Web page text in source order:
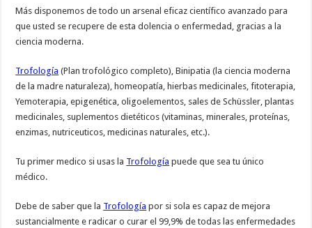
Más disponemos de todo un arsenal eficaz científico avanzado para
que usted se recupere de esta dolencia o enfermedad, gracias a la
ciencia moderna.
Trofología (Plan trofológico completo), Binipatia (la ciencia moderna
de la madre naturaleza), homeopatía, hierbas medicinales, fitoterapia,
Yemoterapia, epigenética, oligoelementos, sales de Schüssler, plantas
medicinales, suplementos dietéticos (vitaminas, minerales, proteínas,
enzimas, nutriceuticos, medicinas naturales, etc.).
Tu primer medico si usas la Trofología puede que sea tu único
médico.
Debe de saber que la Trofología por si sola es capaz de mejora
sustancialmente e radicar o curar el 99,9% de todas las enfermedades